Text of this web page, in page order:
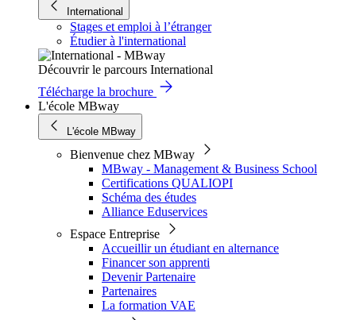
International
Stages et emploi à l’étranger
Étudier à l'international
Découvrir le parcours International
Télécharge la brochure
L'école MBway
L'école MBway
Bienvenue chez MBway
MBway - Management & Business School
Certifications QUALIOPI
Schéma des études
Alliance Eduservices
Espace Entreprise
Accueillir un étudiant en alternance
Financer son apprenti
Devenir Partenaire
Partenaires
La formation VAE